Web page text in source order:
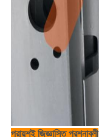
প্রায়শই জিজ্ঞাসিত প্রশ্নাবলী